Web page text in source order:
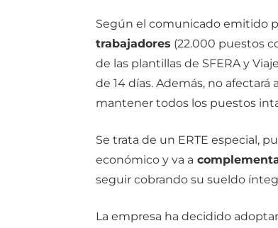
Según el comunicado emitido
trabajadores (22.000 puestos
de las plantillas de SFERA y
de 14 días. Además, no
mantener todos los puestos
Se trata de un ERTE especial,
económico y va a
seguir cobrando su sueldo
La empresa ha decidido